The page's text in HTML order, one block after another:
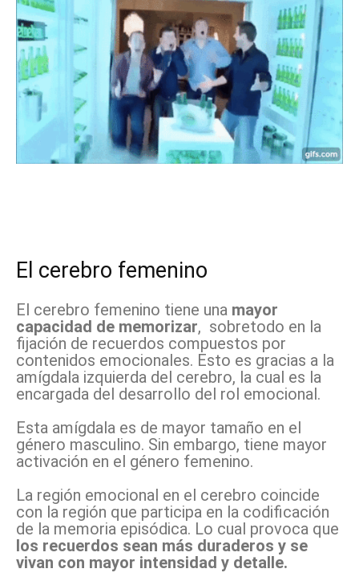
El cerebro femenino
El cerebro femenino tiene una mayor
capacidad de memorizar, sobretodo en la
fijación de recuerdos compuestos por
contenidos emocionales. Esto es gracias a la
amígdala izquierda del cerebro, la cual es la
encargada del desarrollo del rol emocional.
Esta amígdala es de mayor tamaño en el
género masculino. Sin embargo, tiene mayor
activación en el género femenino.
La región emocional en el cerebro coincide
con la región que participa en la codificación
de la memoria episódica. Lo cual provoca que
los recuerdos sean más duraderos y se
vivan con mayor intensidad y detalle.